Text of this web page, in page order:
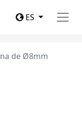
ES
de Ø8mm